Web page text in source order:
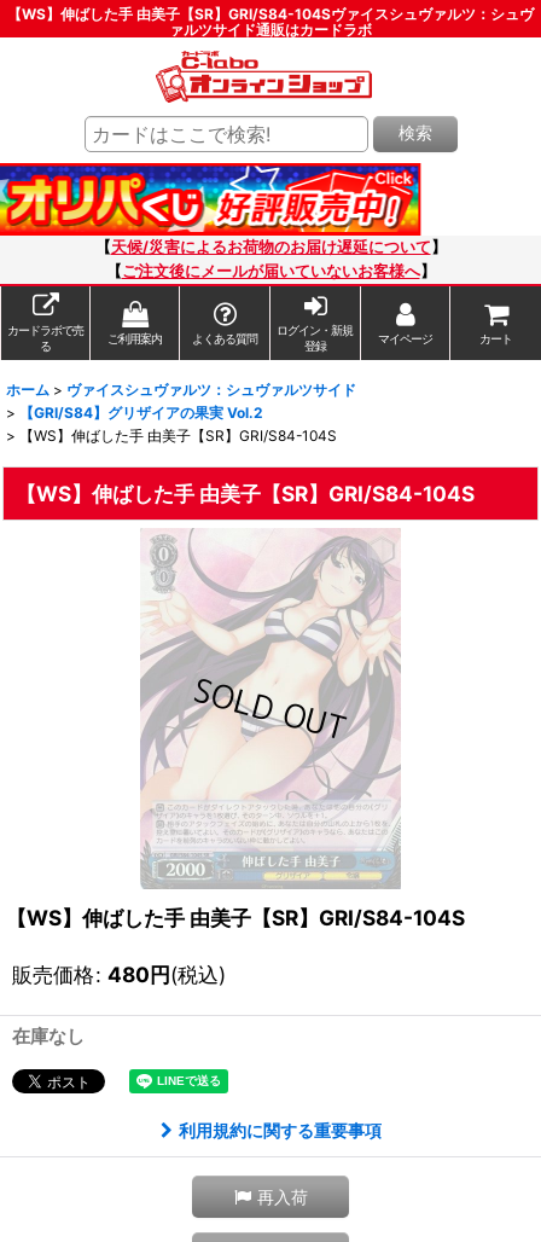
【WS】伸ばした手 由美子【SR】GRI/S84-104Sヴァイスシュヴァルツ：シュヴ
ァルツサイド通販はカードラボ
検索
【天候/災害によるお荷物のお届け遅延について 】
【ご注文後にメールが届いていないお客様へ】
カードラボで売
る
ご利用案内 よくある質問
ログイン・新規
登録
マイページ カート
ホーム > ヴァイスシュヴァルツ：シュヴァルツサイド
>
【GRI/S84】グリザイアの果実 Vol.2
>
【WS】伸ばした手 由美子【SR】GRI/S84-104S
【WS】伸ばした手 由美子【SR】GRI/S84-104S
【WS】伸ばした手 由美子【SR】GRI/S84-104S
販売価格: 480円(税込)
在庫なし
利用規約に関する重要事項
再入荷